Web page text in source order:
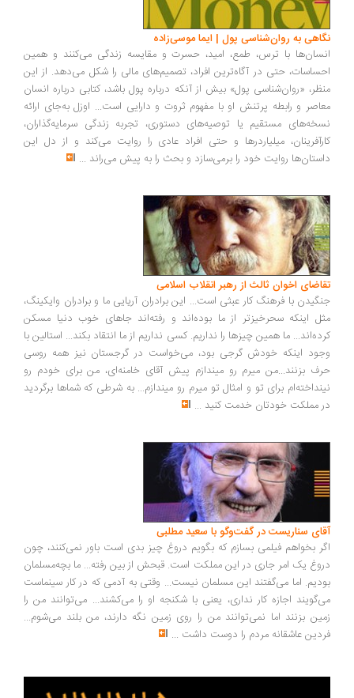
به روان‌شناسی پول | ایما موسی‌زاده
با ترس، طمع، امید، حسرت و مقایسه زندگی می‌کنند و همین
حتی در آگاه‌ترین افراد، تصمیم‌های مالی را شکل می‌دهد. از این
«روان‌شناسی پول» بیش از آنکه درباره پول باشد، کتابی درباره انسان
و رابطه پرتنش او با مفهوم ثروت و دارایی است... اوزل به‌جای ارائه
مستقیم یا توصیه‌های دستوری، تجربه زندگی سرمایه‌گذاران،
میلیاردرها و حتی افراد عادی را روایت می‌کند و از دل این
روایت خود را برمی‌سازد و بحث را به پیش می‌راند...
اخوان ثالث از رهبر انقلاب اسلامی
با فرهنگ کار عبثی است... این برادران آریایی ما و برادران وایکینگ،
اینکه سحرخیزتر از ما بوده‌اند و رفته‌اند جاهای خوب دنیا مسکن
ما همین چیزها را نداریم. کسی نداریم از ما انتقاد بکند... استالین با
اینکه خودش گرجی بود، می‌خواست در گرجستان نیز همه روسی
بزنند...من میرم رو میندازم پیش آقای خامنه‌ای، من برای خودم رو
برای تو و امثال تو میرم رو میندازم... به شرطی که شماها برگردید
مملکت خودتان خدمت کنید...
سناریست در گفت‌وگو با سعید مطلبی
بخواهم فیلمی بسازم که بگویم دروغ چیز بدی است باور نمی‌کنند، چون
یک امر جاری در این مملکت است. قبحش از بین رفته... ما بچه‌مسلمان
اما می‌گفتند این مسلمان نیست... وقتی به آدمی که در کار سینماست
اجازه کار نداری، یعنی با شکنجه او را می‌کشند... می‌توانند من را
بزنند اما نمی‌توانند من را روی زمین نگه دارند، من بلند می‌شوم...
عاشقانه مردم را دوست داشت ...